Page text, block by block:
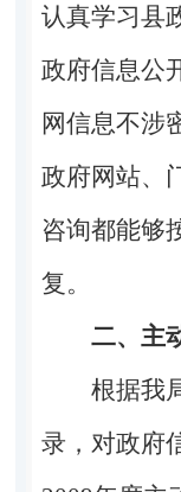
认真学习县
政府信息公
网信息不涉
政府网站、
咨询都能够
复。
二、主
根据我
录，对政府